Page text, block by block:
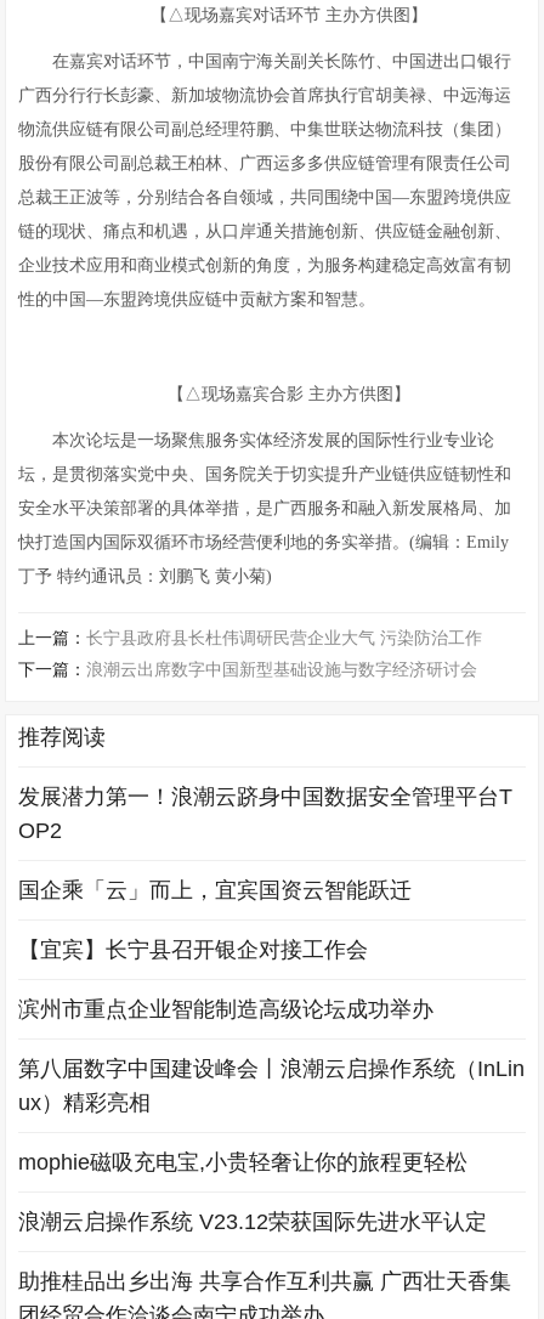
【△现场嘉宾对话环节 主办方供图】
在嘉宾对话环节，中国南宁海关副关长陈竹、中国进出口银行
广西分行行长彭豪、新加坡物流协会首席执行官胡美禄、中远海运
物流供应链有限公司副总经理符鹏、中集世联达物流科技（集团）
股份有限公司副总裁王柏林、广西运多多供应链管理有限责任公司
总裁王正波等，分别结合各自领域，共同围绕中国—东盟跨境供应
链的现状、痛点和机遇，从口岸通关措施创新、供应链金融创新、
企业技术应用和商业模式创新的角度，为服务构建稳定高效富有韧
性的中国—东盟跨境供应链中贡献方案和智慧。
【△现场嘉宾合影 主办方供图】
本次论坛是一场聚焦服务实体经济发展的国际性行业专业论
坛，是贯彻落实党中央、国务院关于切实提升产业链供应链韧性和
安全水平决策部署的具体举措，是广西服务和融入新发展格局、加
快打造国内国际双循环市场经营便利地的务实举措。(编辑：Emily
丁予 特约通讯员：刘鹏飞 黄小菊)
上一篇：长宁县政府县长杜伟调研民营企业大气 污染防治工作
下一篇：浪潮云出席数字中国新型基础设施与数字经济研讨会
推荐阅读
发展潜力第一！浪潮云跻身中国数据安全管理平台T
OP2
国企乘「云」而上，宜宾国资云智能跃迁
【宜宾】长宁县召开银企对接工作会
滨州市重点企业智能制造高级论坛成功举办
第八届数字中国建设峰会丨浪潮云启操作系统（InLin
ux）精彩亮相
mophie磁吸充电宝,小贵轻奢让你的旅程更轻松
浪潮云启操作系统 V23.12荣获国际先进水平认定
助推桂品出乡出海 共享合作互利共赢 广西壮天香集